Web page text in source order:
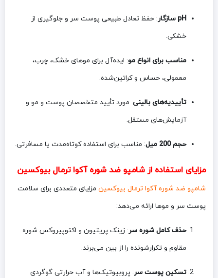
pH سازگار
: حفظ تعادل طبیعی پوست سر و جلوگیری از
خشکی.
مناسب برای انواع مو: ایده‌آل برای موهای خشک، چرب،
معمولی، حساس و کراتین‌شده.
تأییدیه‌های بالینی: مورد تأیید متخصصان پوست و مو و
آزمایش‌های مستقل.
حجم 200 میل : مناسب برای استفاده کوتاه‌مدت یا مسافرتی.
مزایای استفاده از شامپو ضد شوره آکوا ترمال بیوکسین
شامپو ضد شوره آکوا ترمال بیوکسین مزایای متعددی برای سلامت
پوست سر و موها ارائه می‌دهد:
حذف کامل شوره سر : زینک پریتیون و اکتوپیروکس شوره
مقاوم و تکرارشونده را از بین می‌برند.
تسکین پوست سر : پروبیوتیک‌ها و آب حرارتی گوگردی